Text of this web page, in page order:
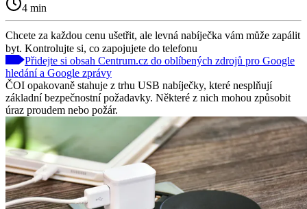
4 min
Chcete za každou cenu ušetřit, ale levná nabíječka vám může zapálit
byt. Kontrolujte si, co zapojujete do telefonu
Přidejte si obsah Centrum.cz do oblíbených zdrojů pro Google
hledání a Google zprávy
ČOI opakovaně stahuje z trhu USB nabíječky, které nesplňují
základní bezpečnostní požadavky. Některé z nich mohou způsobit
úraz proudem nebo požár.